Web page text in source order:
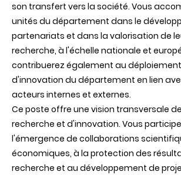
son transfert vers la société. Vous
unités du département dans le
partenariats et dans la valorisation de
recherche, à l'échelle nationale et
contribuerez également au
d'innovation du département en lien
acteurs internes et externes.
Ce poste offre une vision transversale
recherche et d'innovation. Vous
l'émergence de collaborations
économiques, à la protection des
recherche et au développement de